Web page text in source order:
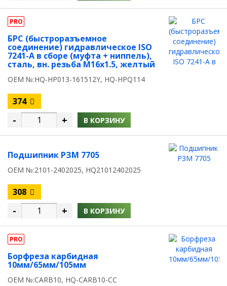
PRO
БРС (быстроразъемное
соединение) гидравлическое ISO
7241-A в сборе (муфта + ниппель),
сталь, вн. резьба M16х1.5, желтый
OEM №:HQ-HP013-161512Y, HQ-HPQ114
374
- + В КОРЗИНУ
Подшипник РЗМ 7705
OEM №:2101-2402025, HQ21012402025
308
- + В КОРЗИНУ
PRO
Борфреза карбидная
10мм/65мм/105мм
OEM №:CARB10, HQ-CARB10-CC